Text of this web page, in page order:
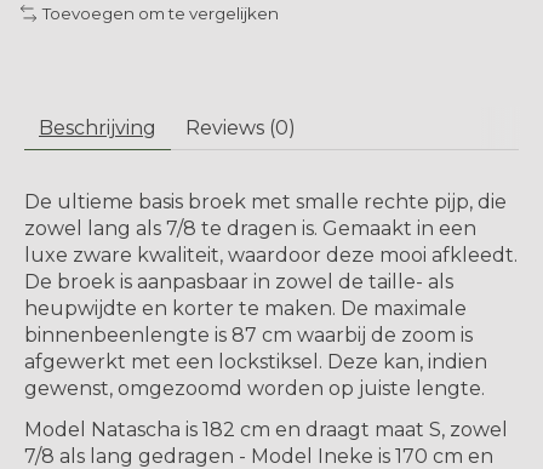
Toevoegen om te vergelijken
Beschrijving Reviews (0)
De ultieme basis broek met smalle rechte pijp, die
zowel lang als 7/8 te dragen is. Gemaakt in een
luxe zware kwaliteit, waardoor deze mooi afkleedt.
De broek is aanpasbaar in zowel de taille- als
heupwijdte en korter te maken. De maximale
binnenbeenlengte is 87 cm waarbij de zoom is
afgewerkt met een lockstiksel. Deze kan, indien
gewenst, omgezoomd worden op juiste lengte.
Model Natascha is 182 cm en draagt maat S, zowel
7/8 als lang gedragen - Model Ineke is 170 cm en